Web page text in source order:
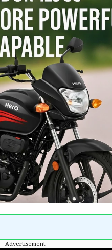
---Advertisement---